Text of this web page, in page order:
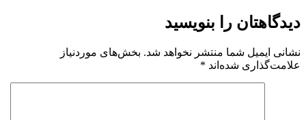
دیدگاهتان را بنویسید
نشانی ایمیل شما منتشر نخواهد شد. بخش‌های موردنیاز
علامت‌گذاری شده‌اند *